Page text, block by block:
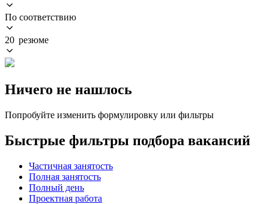
По соответствию
20 резюме
Ничего не нашлось
Попробуйте изменить формулировку или фильтры
Быстрые фильтры подбора вакансий
Частичная занятость
Полная занятость
Полный день
Проектная работа